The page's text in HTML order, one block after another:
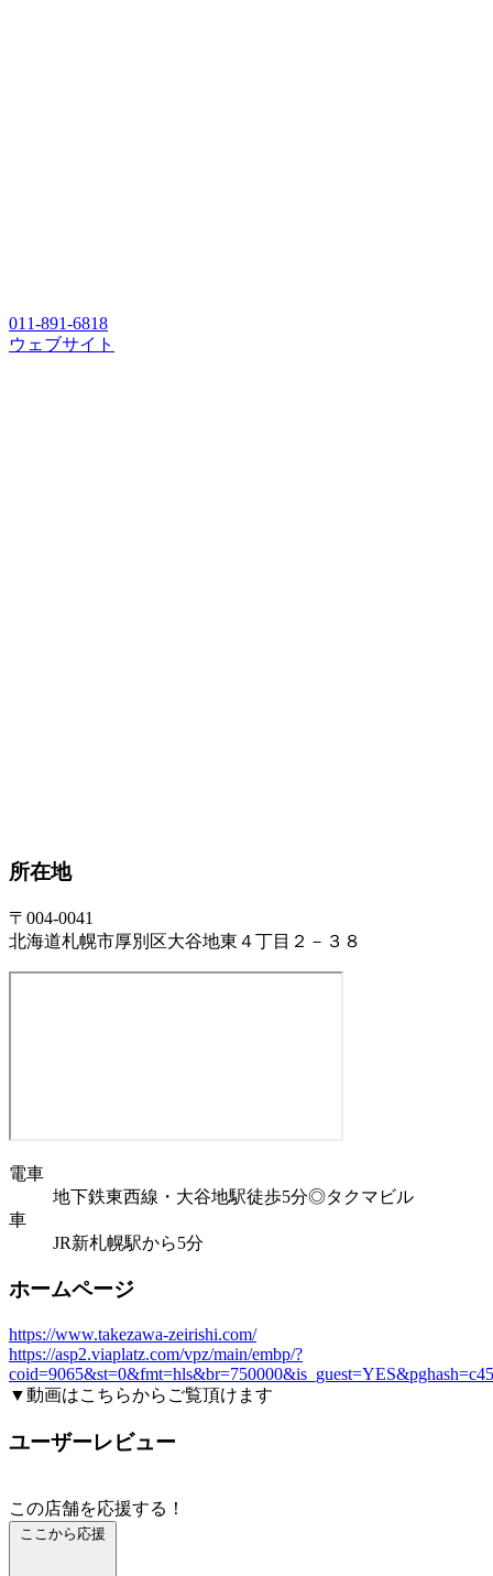
011-891-6818
ウェブサイト
所在地
〒004-0041
北海道札幌市厚別区大谷地東４丁目２－３８
電車
地下鉄東西線・大谷地駅徒歩5分◎タクマビル
車
JR新札幌駅から5分
ホームページ
https://www.takezawa-zeirishi.com/
https://asp2.viaplatz.com/vpz/main/embp/?
▼動画はこちらからご覧頂けます
ユーザーレビュー
この店舗を応援する！
ここから応援